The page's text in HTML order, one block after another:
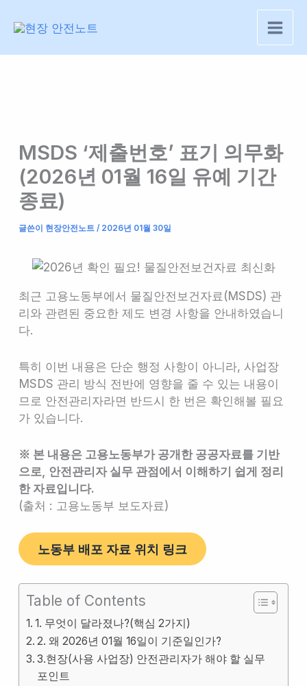
로
MSDS ‘제출번호’ 표기 의무화
(2026년 01월 16일 유예 기간
종료)
글쓴이 현장안전노트 / 2026년 01월 30일
최근 고용노동부에서 물질안전보건자료(MSDS) 관
리와 관련된 중요한 제도 변경 사항을 안내하였습니
다.
특히 이번 내용은 단순 행정 사항이 아니라, 사업장
MSDS 관리 방식 전반에 영향을 줄 수 있는 내용이
므로 안전관리자라면 반드시 한 번은 확인해볼 필요
가 있습니다.
※ 본 내용은 고용노동부가 공개한 공공자료를 기반
으로, 안전관리자 실무 관점에서 이해하기 쉽게 정리
한 자료입니다.
(출처 : 고용노동부 보도자료)
노동부 배포 자료 위치 링크
Table of Contents
1. 무엇이 달라졌나?(핵심 2가지)
2. 왜 2026년 01월 16일이 기준일인가?
3.현장(사용 사업장) 안전관리자가 해야 할 실무
포인트